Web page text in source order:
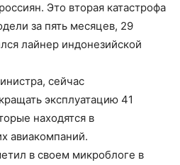
Это вторая катастрофа
за пять месяцев, 29
лайнер индонезийской
сейчас
эксплуатацию 41
находятся в
авиакомпаний.
в своем микроблоге в